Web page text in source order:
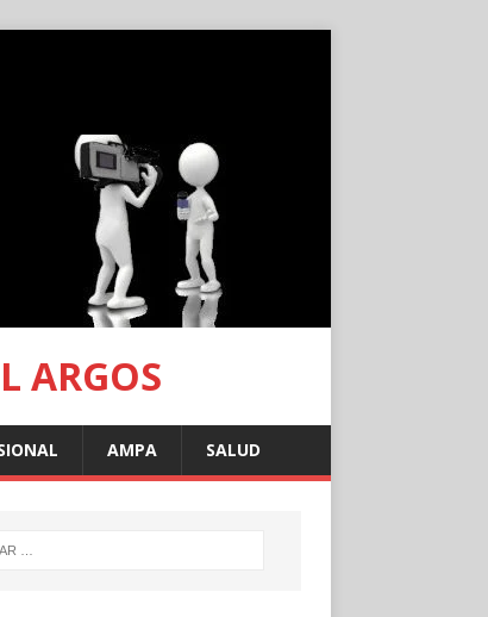
ARGOS
AMPA SALUD